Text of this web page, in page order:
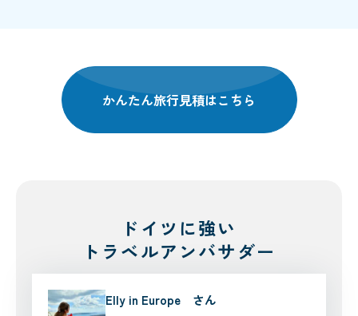
かんたん旅行見積はこちら
ドイツに強い
トラベルアンバサダー
Elly in Europe さん